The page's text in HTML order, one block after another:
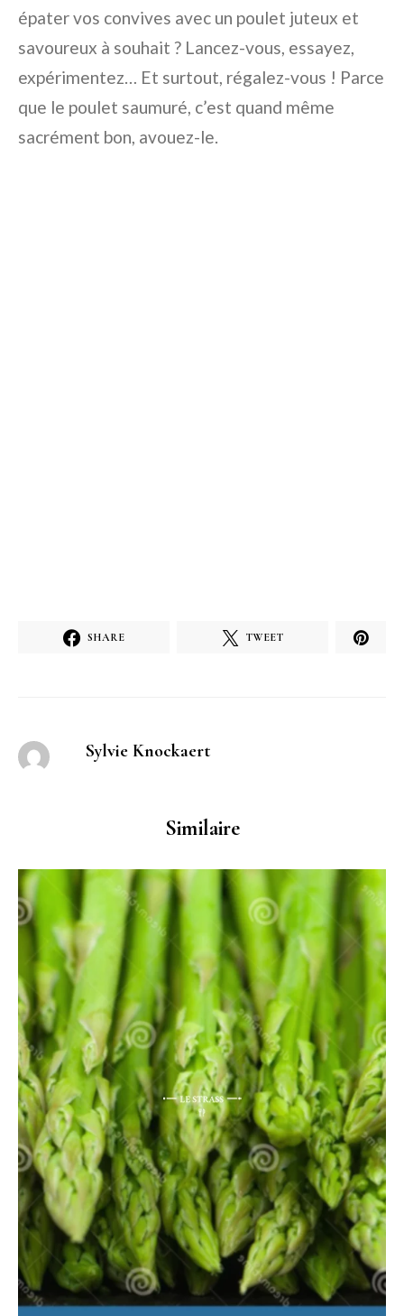
épater vos convives avec un poulet juteux et
savoureux à souhait ? Lancez-vous, essayez,
expérimentez… Et surtout, régalez-vous ! Parce
que le poulet saumuré, c’est quand même
sacrément bon, avouez-le.
SHARE TWEET
Sylvie Knockaert
Similaire